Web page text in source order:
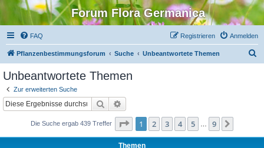
Forum Flora Germanica
FAQ Anmelden
Registrieren
Pflanzenbestimmungsforum Suche Unbeantwortete Themen
Unbeantwortete Themen
Zur erweiterten Suche
Suche
Die Suche ergab 439 Treffer Seite 1von
1 2 3 4 5 9
Themen